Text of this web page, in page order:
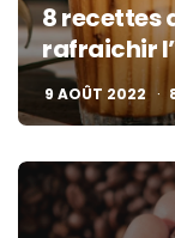
8 recettes
rafraichir
9 AOÛT 2022